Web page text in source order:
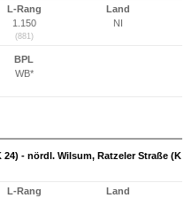
L-Rang
1.150
(881)
Land
NI
BPL
WB*
- nördl. Wilsum, Ratzeler Straße (K
L-Rang
Land